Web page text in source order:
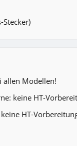
Stecker)
allen Modellen!
keine HT-
HT-